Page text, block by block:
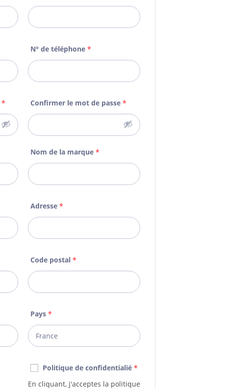
*
N° de téléphone *
Confirmer le mot de passe *
Nom de la marque *
Adresse *
Code postal *
Pays *
Politique de confidentialié *
En cliquant, j'acceptes la politique